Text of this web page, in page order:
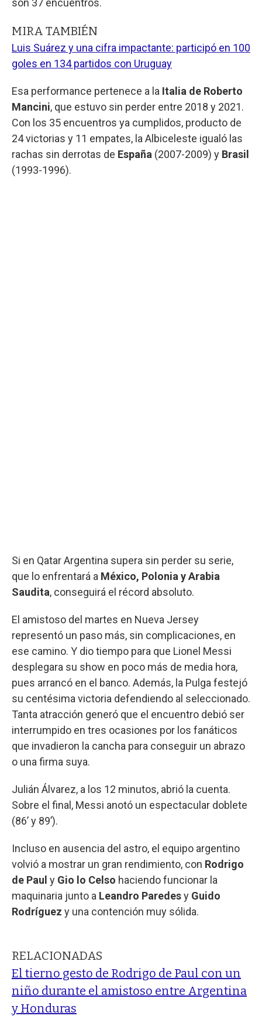
son 37 encuentros.
MIRA TAMBIÉN
Luis Suárez y una cifra impactante: participó en 100
goles en 134 partidos con Uruguay
Esa performance pertenece a la Italia de Roberto
Mancini, que estuvo sin perder entre 2018 y 2021.
Con los 35 encuentros ya cumplidos, producto de
24 victorias y 11 empates, la Albiceleste igualó las
rachas sin derrotas de España (2007-2009) y Brasil
(1993-1996).
Si en Qatar Argentina supera sin perder su serie,
que lo enfrentará a México, Polonia y Arabia
Saudita, conseguirá el récord absoluto.
El amistoso del martes en Nueva Jersey
representó un paso más, sin complicaciones, en
ese camino. Y dio tiempo para que Lionel Messi
desplegara su show en poco más de media hora,
pues arrancó en el banco. Además, la Pulga festejó
su centésima victoria defendiendo al seleccionado.
Tanta atracción generó que el encuentro debió ser
interrumpido en tres ocasiones por los fanáticos
que invadieron la cancha para conseguir un abrazo
o una firma suya.
Julián Álvarez, a los 12 minutos, abrió la cuenta.
Sobre el final, Messi anotó un espectacular doblete
(86’ y 89’).
Incluso en ausencia del astro, el equipo argentino
volvió a mostrar un gran rendimiento, con Rodrigo
de Paul y Gio lo Celso haciendo funcionar la
maquinaria junto a Leandro Paredesy Guido
Rodríguez y una contención muy sólida.
RELACIONADAS
El tierno gesto de Rodrigo de Paul con un
niño durante el amistoso entre Argentina
y Honduras